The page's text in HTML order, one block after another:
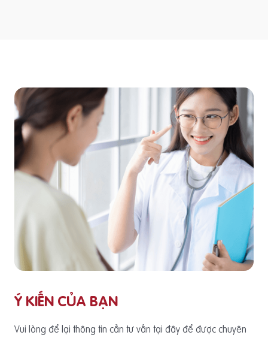
Ý KIẾN CỦA BẠN
Vui lòng để lại thông tin cần tư vấn tại đây để được chuyên